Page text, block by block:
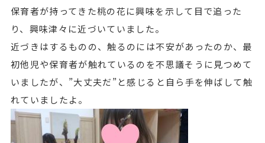
保育者が持ってきた桃の花に興味を示して目で追った
り、興味津々に近づいていました。
近づきはするものの、触るのには不安があったのか、最
初他児や保育者が触れているのを不思議そうに見つめて
いましたが、”大丈夫だ”と感じると自ら手を伸ばして触
れていましたよ。